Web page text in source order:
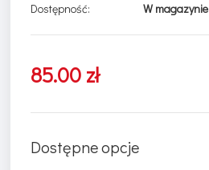
Dostępność:
W magazynie
85.00 zł
Dostępne opcje